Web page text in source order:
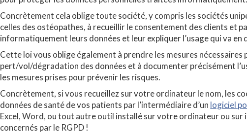
Concrètement cela oblige toute société, y compris les sociétés
celles des ostéopathes, à recueillir le consentement des clients et
informatiquement leurs données et leur expliquer l’usage qui va en
Cette loi vous oblige également à prendre les mesures
pert/vol/dégradation des données et à documenter précisément
les mesures prises pour prévenir les risques.
Concrètement, si vous recueillez sur votre ordinateur le nom, les
données de santé de vos patients par l’intermédiaire d’un logiciel
Excel, Word, ou tout autre outil installé sur votre ordinateur ou sur
concernés par le RGPD !